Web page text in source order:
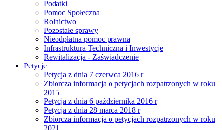
Podatki
Pomoc Społeczna
Rolnictwo
Pozostałe sprawy
Nieodpłatna pomoc prawna
Infrastruktura Techniczna i Inwestycje
Rewitalizacja - Zaświadczenie
Petycje
Petycja z dnia 7 czerwca 2016 r
Zbiorcza informacja o petycjach rozpatrzonych w roku
2015
Petycja z dnia 6 października 2016 r
Petycja z dnia 28 marca 2018 r
Zbiorcza informacja o petycjach rozpatrzonych w roku
2021